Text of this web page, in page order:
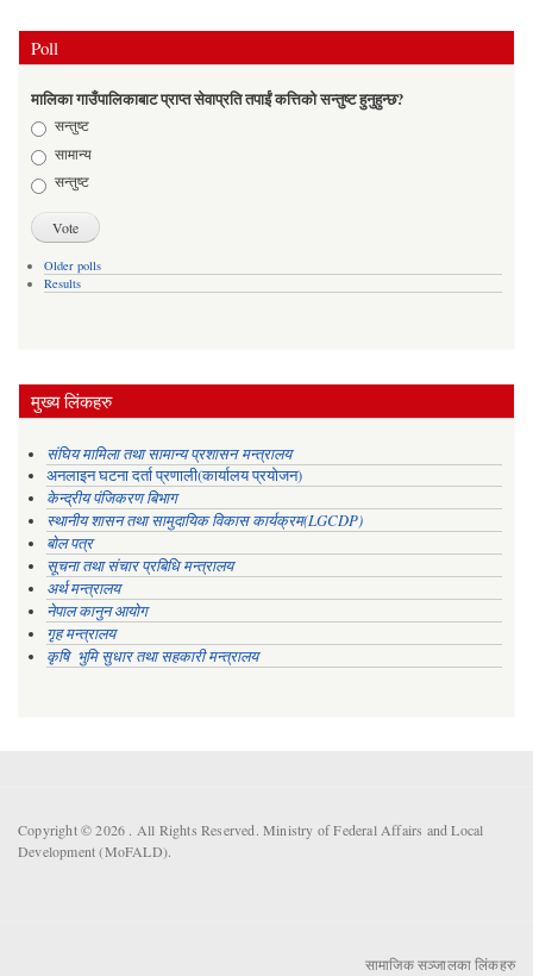
Poll
मालिका गाउँपालिकाबाट प्राप्त सेवाप्रति तपाईं कत्तिको सन्तुष्ट हुनुहुन्छ?
Choices
सन्तुष्ट
सामान्य
सन्तुष्ट
Older polls
Results
मुख्य लिंकहरु
संघिय मामिला तथा सामान्य प्रशासन मन्त्रालय
अनलाइन घटना दर्ता प्रणाली(कार्यालय प्रयोजन)
केन्द्रीय पंजिकरण बिभाग
स्थानीय शासन तथा सामुदायिक विकास कार्यक्रम(LGCDP)
बोल पत्र
सूचना तथा संचार प्रबिधि मन्त्रालय
अर्थ मन्त्रालय
नेपाल कानुन आयोग
गृह मन्त्रालय
कृषि भुमि सुधार तथा सहकारी मन्त्रालय
Copyright © 2026 . All Rights Reserved. Ministry of Federal Affairs and Local
Development (MoFALD).
सामाजिक सञ्जालका लिंकहरु